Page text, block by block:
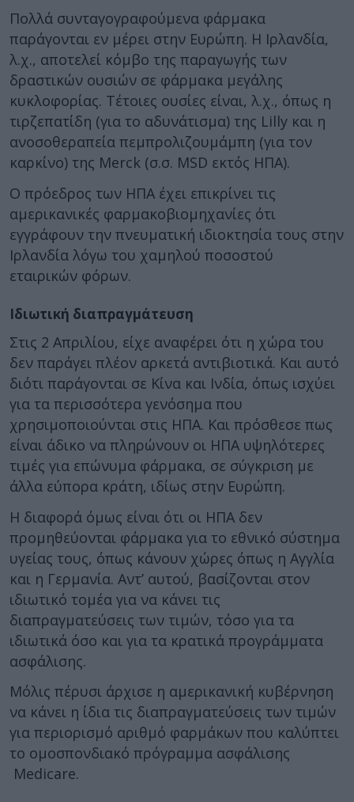
Πολλά συνταγογραφούμενα φάρμακα
παράγονται εν μέρει στην Ευρώπη. Η Ιρλανδία,
λ.χ., αποτελεί κόμβο της παραγωγής των
δραστικών ουσιών σε φάρμακα μεγάλης
κυκλοφορίας. Τέτοιες ουσίες είναι, λ.χ., όπως η
τιρζεπατίδη (για το αδυνάτισμα) της Lilly και η
ανοσοθεραπεία πεμπρολιζουμάμπη (για τον
καρκίνο) της Merck (σ.σ. MSD εκτός ΗΠΑ).
Ο πρόεδρος των ΗΠΑ έχει επικρίνει τις
αμερικανικές φαρμακοβιομηχανίες ότι
εγγράφουν την πνευματική ιδιοκτησία τους στην
Ιρλανδία λόγω του χαμηλού ποσοστού
εταιρικών φόρων.
Ιδιωτική διαπραγμάτευση
Στις 2 Απριλίου, είχε αναφέρει ότι η χώρα του
δεν παράγει πλέον αρκετά αντιβιοτικά. Και αυτό
διότι παράγονται σε Κίνα και Ινδία, όπως ισχύει
για τα περισσότερα γενόσημα που
χρησιμοποιούνται στις ΗΠΑ. Και πρόσθεσε πως
είναι άδικο να πληρώνουν οι ΗΠΑ υψηλότερες
τιμές για επώνυμα φάρμακα, σε σύγκριση με
άλλα εύπορα κράτη, ιδίως στην Ευρώπη.
Η διαφορά όμως είναι ότι οι ΗΠΑ δεν
προμηθεύονται φάρμακα για το εθνικό σύστημα
υγείας τους, όπως κάνουν χώρες όπως η Αγγλία
και η Γερμανία. Αντ’ αυτού, βασίζονται στον
ιδιωτικό τομέα για να κάνει τις
διαπραγματεύσεις των τιμών, τόσο για τα
ιδιωτικά όσο και για τα κρατικά προγράμματα
ασφάλισης.
Μόλις πέρυσι άρχισε η αμερικανική κυβέρνηση
να κάνει η ίδια τις διαπραγματεύσεις των τιμών
για περιορισμό αριθμό φαρμάκων που καλύπτει
το ομοσπονδιακό πρόγραμμα ασφάλισης
Medicare.